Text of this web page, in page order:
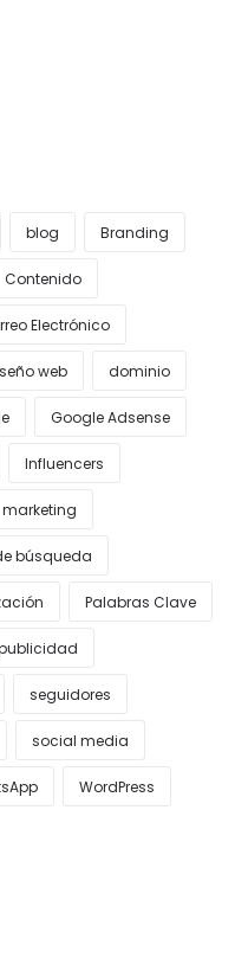
blog Branding
Contenido
Electrónico
web dominio
Google Adsense
Influencers
marketing
búsqueda
Palabras Clave
seguidores
social media
WordPress